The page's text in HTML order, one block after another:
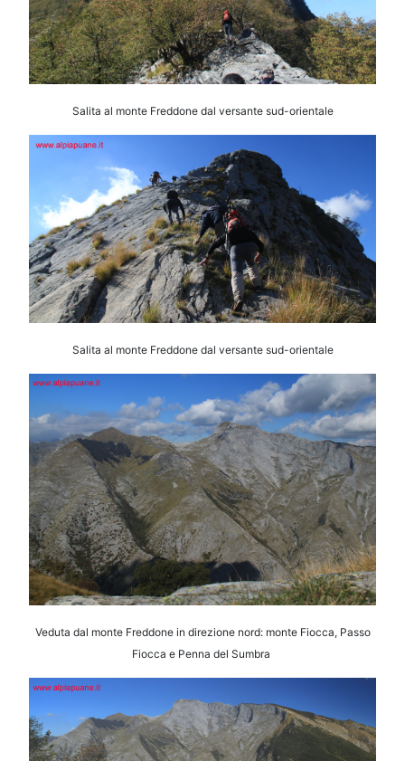
Salita al monte Freddone dal versante sud-orientale
Salita al monte Freddone dal versante sud-orientale
Veduta dal monte Freddone in direzione nord: monte Fiocca, Passo
Fiocca e Penna del Sumbra